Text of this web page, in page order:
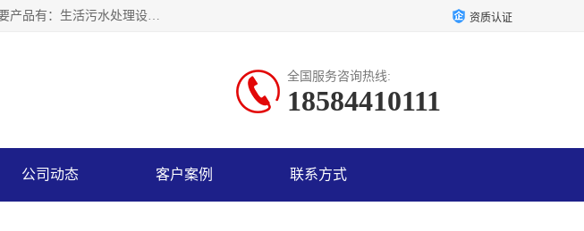
贵州鑫沣源环境科技公司主营一体化污水处理设备、医院污水处理设备、地埋式一体化污水设备；主要产品有：生活污水处理设备，养殖场废水处理设备，屠宰废水处理设备，洗涤废水处理设备，MBR膜生物处理设备，反渗透纯水设备，二次供水水箱清洗消毒，净水过滤设备，软水设备等。欢迎新老顾客来电咨询！ 资质认证
全国服务咨询热线:
18584410111
公司动态 客户案例 联系方式